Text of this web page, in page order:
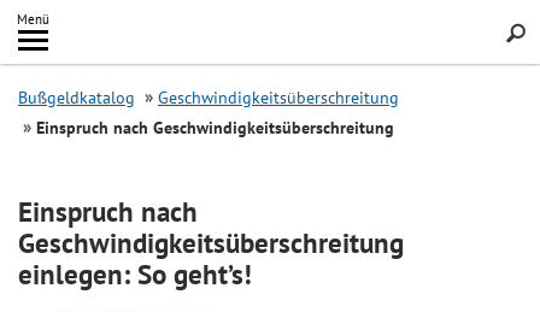
Inhalt
springen
Menü
Search
Bußgeldkatalog
Geschwindigkeitsüberschreitung
Einspruch nach Geschwindigkeitsüberschreitung
Einspruch nach
Geschwindigkeitsüberschreitung
einlegen: So geht’s!